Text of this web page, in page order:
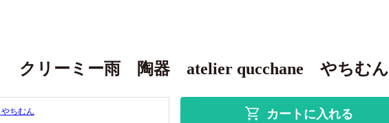
クリーミー雨 陶器 atelier qucchane やちむん
ちむん カートに入れる